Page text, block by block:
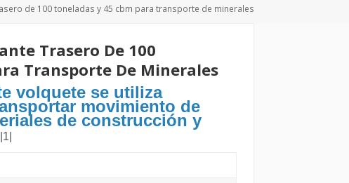
Türkçe
de 100 toneladas y 45 cbm para transporte de minerales
Trasero De 100
Transporte De Minerales
volquete se utiliza
movimiento de
de construcción y
|1|